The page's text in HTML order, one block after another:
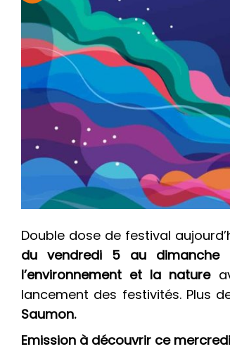
Double dose de festival
du vendredi 5 au dimanche
l’environnement et la nature
lancement des festivités. Plus
Saumon.
Emission à découvrir ce mercredi